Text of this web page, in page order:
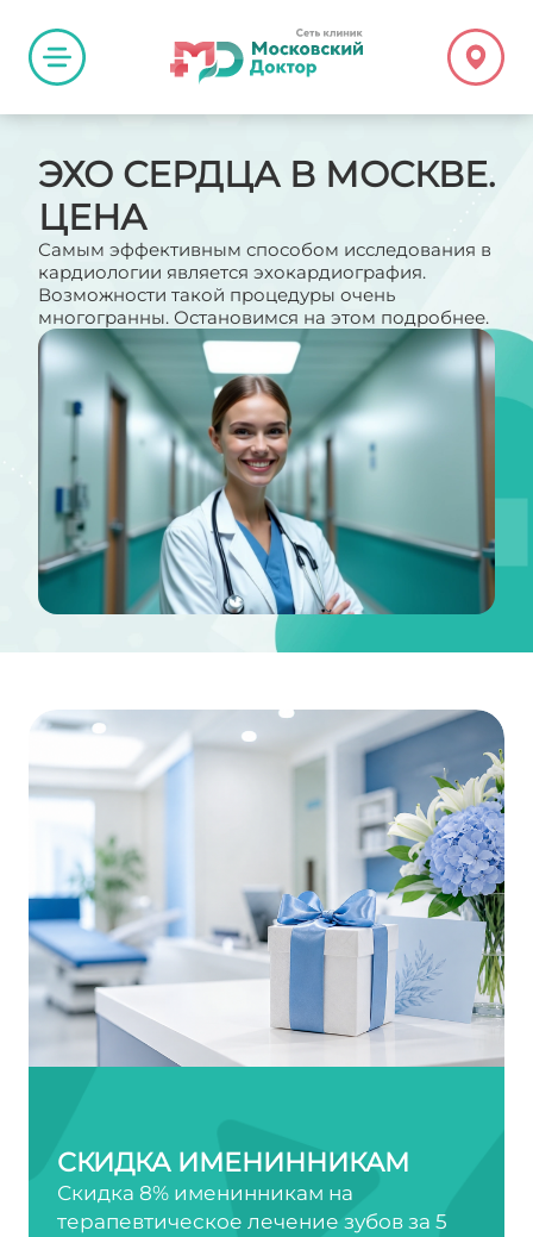
ЭХО СЕРДЦА В МОСКВЕ.
ЦЕНА
Самым эффективным способом исследования в
кардиологии является эхокардиография.
Возможности такой процедуры очень
многогранны. Остановимся на этом подробнее.
СКИДКА ИМЕНИННИКАМ
Скидка 8% именинникам на
терапевтическое лечение зубов за 5